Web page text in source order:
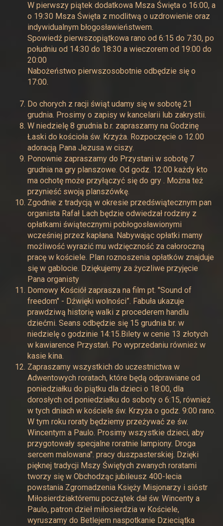
W pierwszy piątek dodatkowa Msza Święta o 16:00, a
o 19:30 Msza Święta z modlitwą o uzdrowienie oraz
indywidualnym błogosławieństwem.
Spowiedź pierwszopiątkowa rano od 6:15 do 7:30, po
południu od 14:30 do 18:30 a wieczorem od 19:00 do
20:00
Nabożeństwo pierwszosobotnie odbędzie się o
17:00.
Do chorych z racji świąt udamy się w sobotę 21
grudnia. Prosimy o zapisy w kancelarii lub zakrystii.
W niedzielę 8 grudnia b.r. zapraszamy na Godzinę
Łaski do kościoła św. Krzyża. Rozpoczęcie o 12.00
adoracją Pana Jezusa w ciszy.
Ponownie zapraszamy do Przystani w sobotę 7
grudnia na gry planszowe. Od godz. 12:00 każdy kto
ma ochotę może przyłączyć się do gry . Można też
przynieść swoją planszówkę.
Zgodnie z tradycją w okresie przedświątecznym pan
organista Rafał Lach będzie odwiedzał rodziny z
opłatkami świątecznymi pobłogosławionymi
wcześniej przez kapłana. Nabywając opłatki mamy
możliwość wyrazić mu wdzięczność za całoroczną
pracę w kościele. Plan roznoszenia opłatków znajduje
się w gablocie. Dziękujemy za życzliwe przyjęcie
Pana organisty
Domowy Kościół zaprasza na film pt. "Sound of
freedom" - Dźwięki wolności”. Fabuła ukazuje
prawdziwą historię walki z procederem handlu
dziećmi. Seans odbędzie się 15 grudnia br. w
niedzielę o godzinie 14:15.Bilety w cenie 13 złotych
w kawiarence Przystań. Po wyprzedaniu również w
kasie kina.
Zapraszamy wszystkich do uczestnictwa w
Adwentowych roratach, które będą odprawiane od
poniedziałku do piątku dla dzieci o 18:00, dla
dorosłych od poniedziałku do soboty o 6:15, również
w tych dniach w kościele św. Krzyża o godz. 9:00 rano.
W tym roku roraty będziemy przeżywać ze św.
Wincentym a Paulo. Prosimy wszystkie dzieci, aby
przygotowały specjalne roratnie lampiony. Droga
sercem malowana". pracy duszpasterskiej. Dzięki
pięknej tradycji Mszy Świętych zwanych roratami
tworzy się w Obchodząc jubileusz 400-lecia
powstania Zgromadzenia Księży Misjonarzy i sióstr
Miłosierdziaktóremu początek dał św. Wincenty a
Paulo, patron dzieł miłosierdzia w Kościele,
wyruszamy do Betlejem naspotkanie Dzieciątka